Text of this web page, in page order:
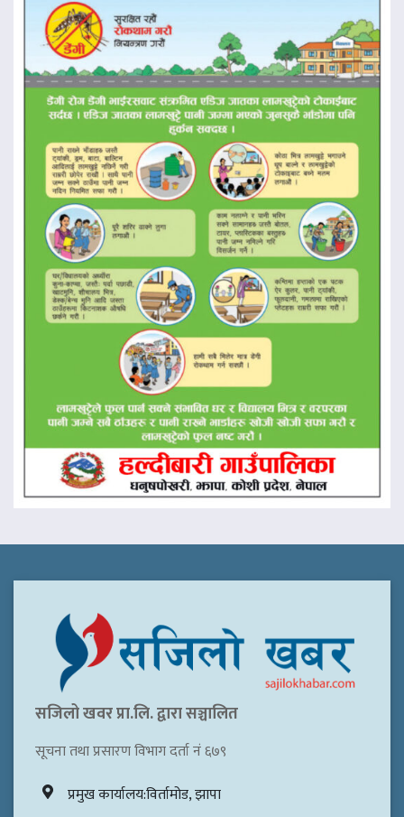
सजिलो खवर प्रा.लि. द्वारा सञ्चालित
सूचना तथा प्रसारण विभाग दर्ता नं ६७९
प्रमुख कार्यालय:विर्तामोड, झापा